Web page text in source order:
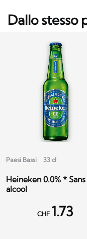
Dallo
Paesi Bassi 33 cl
Heineken 0.0% * Sans
alcool
CHF 1.73